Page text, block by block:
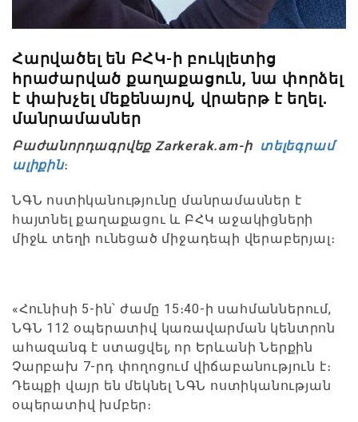
Հարվածել են ԲՀԿ-ի բուկլետից
հրաժարված քաղաքացուն, նա փորձել
է փախչել մեքենայով, վրաերթ է եղել․
մանրամասներ
Բաժանորդագրվեք Zarkerak.am-ի տելեգրամ
ալիքին։
ՆԳՆ ոստիկանությունը մանրամասներ է
հայտնել քաղաքացու և ԲՀԿ աջակիցների
միջև տեղի ունեցած միջադեպի վերաբերյալ։
«Հունիսի 5-ին՝ ժամը 15։40-ի սահմաններում,
ՆԳՆ 112 օպերատիվ կառավարման կենտրոն
ահազանգ է ստացվել, որ Երևանի Ներքին
Չարբախ 7-րդ փողոցում վիճաբանություն է։
Դեպքի վայր են մեկնել ՆԳՆ ոստիկանության
օպերատիվ խմբեր։